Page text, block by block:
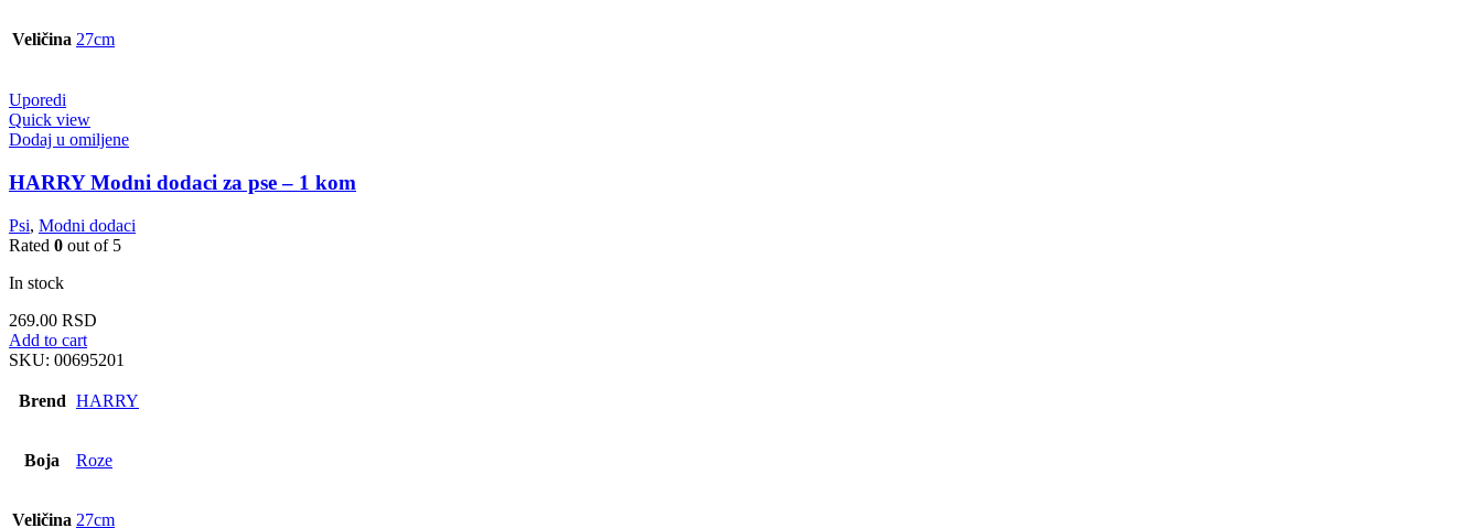
Veličina 27cm
Uporedi
Quick view
Dodaj u omiljene
HARRY Modni dodaci za pse – 1 kom
Psi, Modni dodaci
Rated 0 out of 5
In stock
269.00 RSD
Add to cart
SKU: 00695201
Brend HARRY
Boja Roze
Veličina 27cm